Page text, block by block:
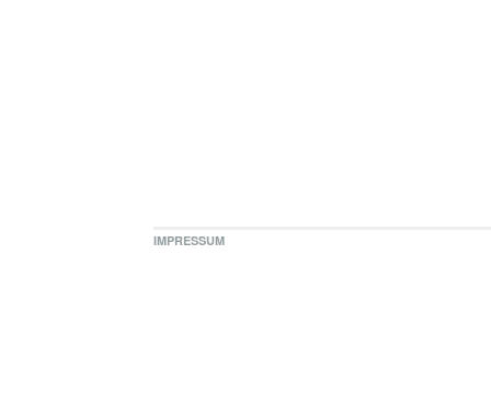
IMPRESSUM